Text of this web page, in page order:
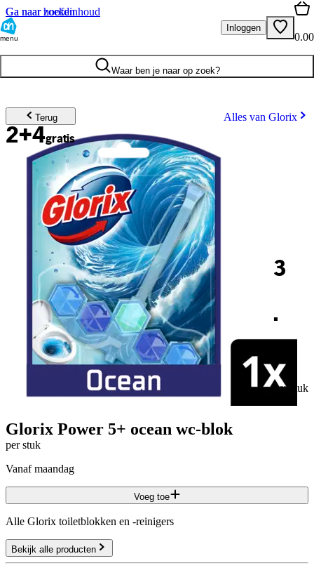
Ga naar hoofdinhoud
Ga naar zoeken
menu
Inloggen
0.00
Waar ben je naar op zoek?
Terug Alles van Glorix
2+4gratis
3
.
per stuk
Glorix Power 5+ ocean wc-blok
per stuk
vanaf maandag
Voeg toe
Alle Glorix toiletblokken en -reinigers
Bekijk alle producten